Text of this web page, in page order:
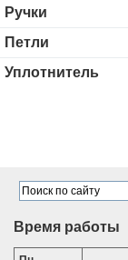
Ручки
Петли
Уплотнитель
Время работы